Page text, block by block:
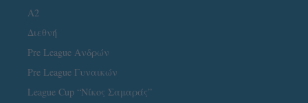
A2
Διεθνή
Pre League Ανδρών
Pre League Γυναικών
League Cup “Νίκος Σαμαράς”